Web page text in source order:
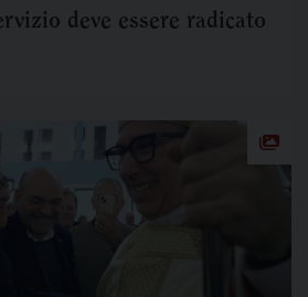
deve essere radicato